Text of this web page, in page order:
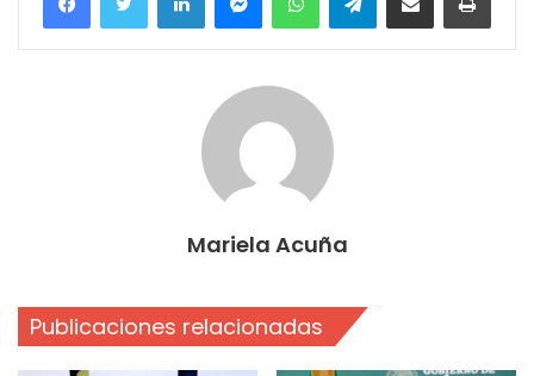
Mariela Acuña
Publicaciones relacionadas